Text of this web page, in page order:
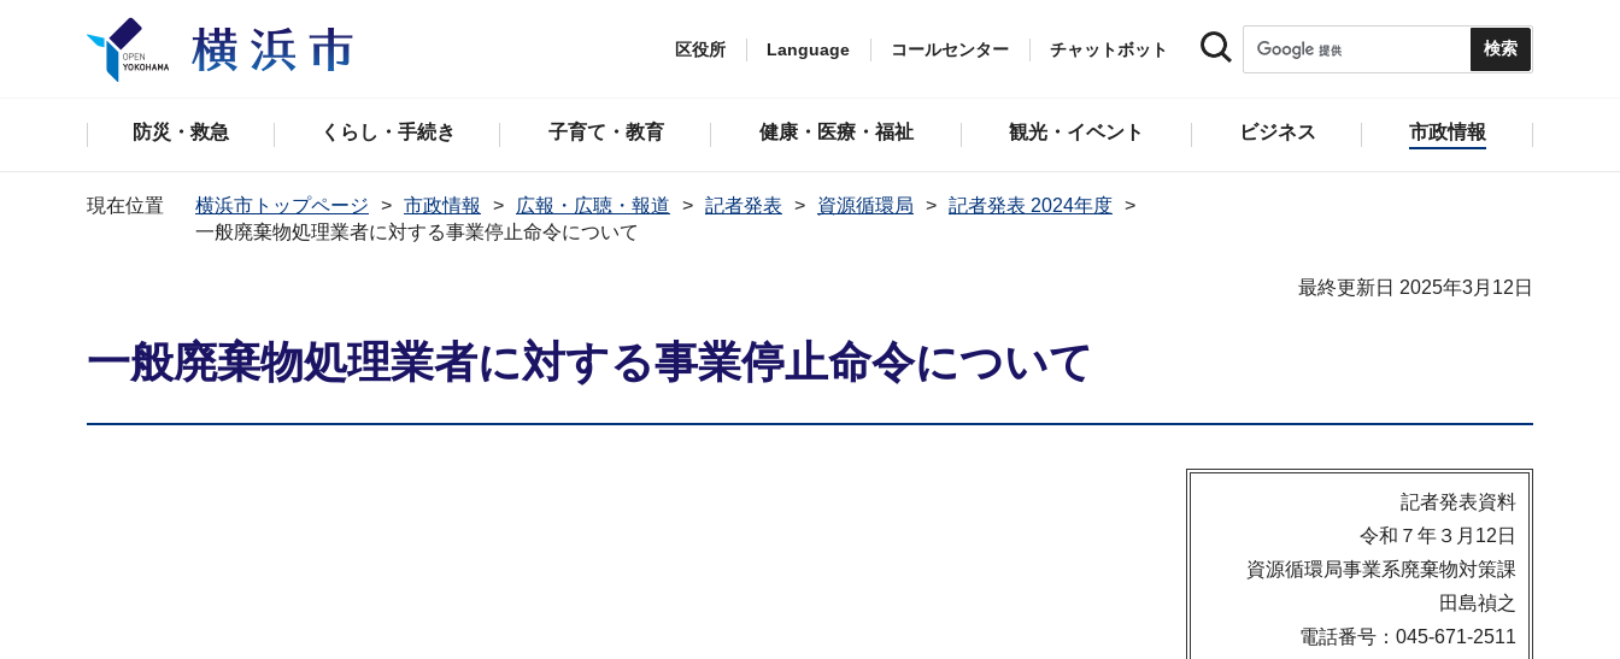
区役所 Language コールセンター チャットボット
防災・救急 くらし・手続き 子育て・教育 健康・医療・福祉 観光・イベント ビジネス 市政情報
現在位置 横浜市トップページ 市政情報 広報・広聴・報道 記者発表 資源循環局
記者発表 2024年度
一般廃棄物処理業者に対する事業停止命令について
最終更新日 2025年3月12日
一般廃棄物処理業者に対する事業停止命令について
記者発表資料
令和７年３月12日
資源循環局事業系廃棄物対策課
田島禎之
電話番号：045-671-2511